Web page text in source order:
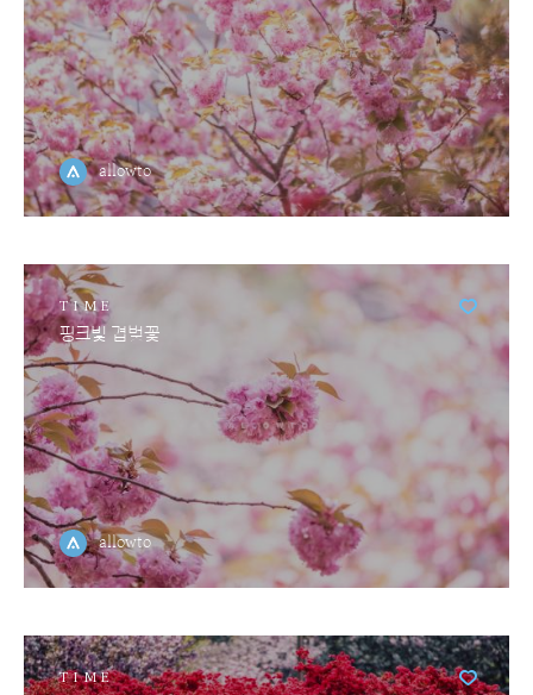
allowto
TIME
핑크빛 겹벚꽃
allowto
TIME